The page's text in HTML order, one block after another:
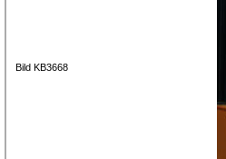
Bild KB3668